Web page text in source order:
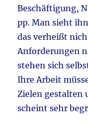
Beschäftigung,
pp. Man sieht
das verheißt
Anforderungen
stehen sich
Ihre Arbeit
Zielen gestalten
scheint sehr